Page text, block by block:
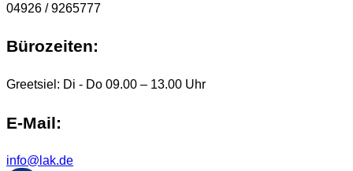
04926 / 9265777
Bürozeiten:
Greetsiel: Di - Do 09.00 – 13.00 Uhr
E-Mail:
info@lak.de